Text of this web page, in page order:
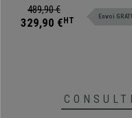
meuble robuste avec deux
étagères et une serrure,
489,90 €
329,90 € HT Envoi